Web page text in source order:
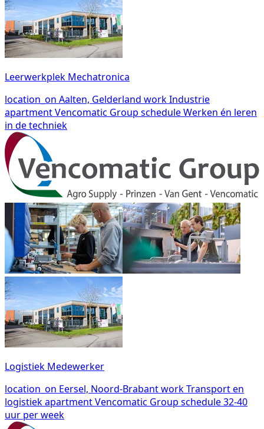
Leerwerkplek Mechatronica
location_on Aalten, Gelderland workIndustrie
apartmentVencomatic Group scheduleWerken én leren
in de techniek
Logistiek Medewerker
location_on Eersel, Noord-BrabantworkTransport en
logistiekapartmentVencomatic Group schedule32-40
uur per week